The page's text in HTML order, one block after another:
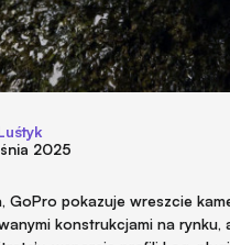
2025
pokazuje wreszcie
konstrukcjami na